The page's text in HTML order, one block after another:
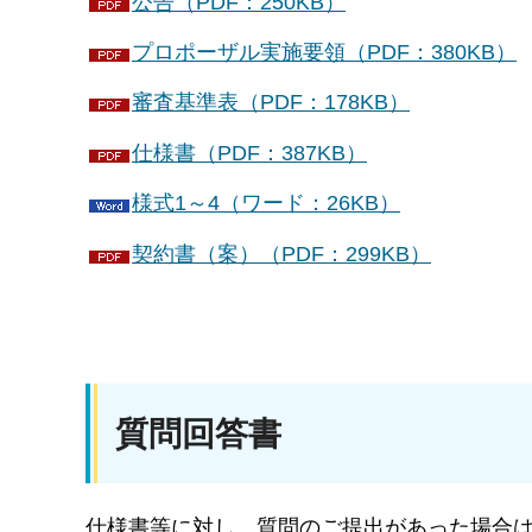
プロポーザル実施要領（PDF：380KB）
審査基準表（PDF：178KB）
仕様書（PDF：387KB）
様式1～4（ワード：26KB）
契約書（案）（PDF：299KB）
質問回答書
仕様書等に対し、質問のご提出があった場合